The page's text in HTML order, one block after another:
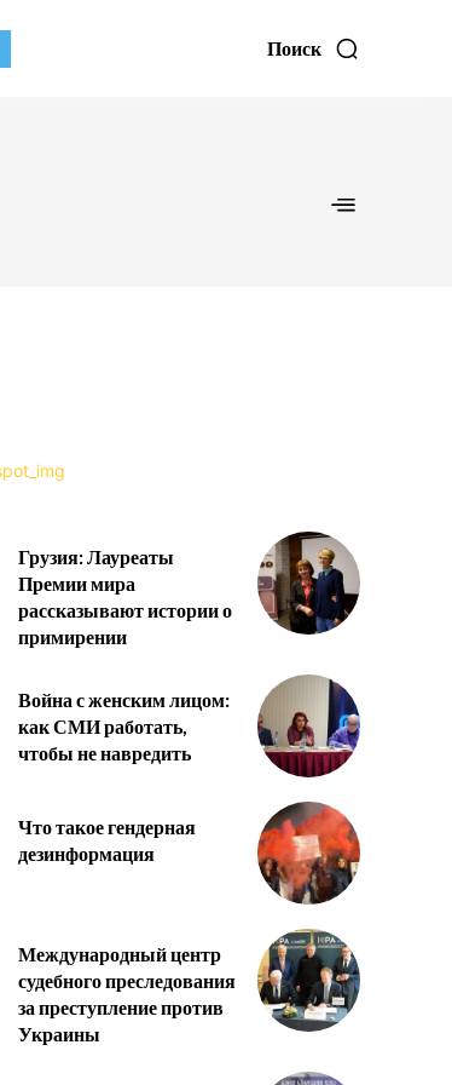
Поиск
Грузия: Лауреаты
Премии мира
рассказывают истории о
примирении
Война с женским лицом:
как СМИ работать,
чтобы не навредить
Что такое гендерная
дезинформация
Международный центр
судебного преследования
за преступление против
Украины